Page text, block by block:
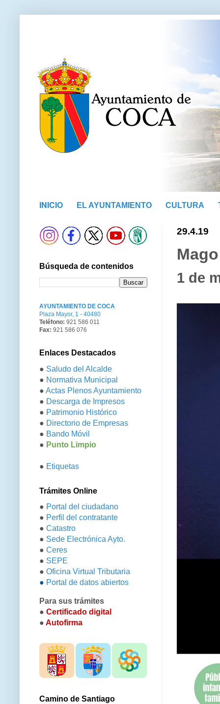
INICIO EL AYUNTAMIENTO CULTURA
29.4.19
1 de
Búsqueda de contenidos
AYUNTAMIENTO DE COCA
Plaza Mayor, 1 - 40480
Teléfono: 921 586 011
Fax: 921 586 076
Enlaces Destacados
● Saludo del Alcalde
● Normativa Municipal
● Actas Plenos Ayuntamiento
● Descarga de Impresos
● Patrimonio Histórico
● Directorio de Empresas
● Bando Móvil
● Punto Limpio
● Etiquetas
Trámites Online
● Portal del ciudadano
● Perfil del contratante
● Catastro
● Sede Electrónica Ayto.
● Ceres
● SEPE
● Oficina Virtual Tributaria
● Portal de datos abiertos
Para sus trámites
● Certificado digital
● Autofirma
Camino de Santiago